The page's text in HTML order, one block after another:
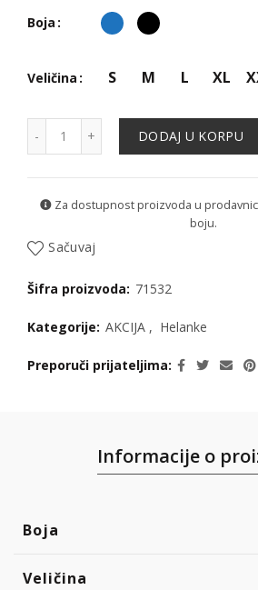
Boja
Veličina S M L XL
DODAJ U KORPU
Za dostupnost proizvoda u
boju.
Sačuvaj
Šifra proizvoda: 71532
Kategorije: AKCIJA , Helanke
Preporuči prijateljima
Informacije o
Boja
Veličina